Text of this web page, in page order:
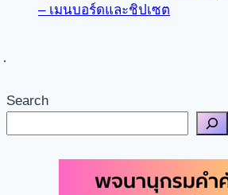
– เมนบอร์ดและชิปเซต
Search